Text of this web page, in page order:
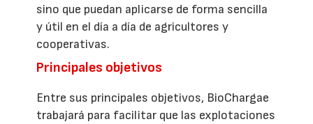
sino que puedan aplicarse de forma sencilla
y útil en el día a día de agricultores y
cooperativas.
Principales objetivos
Entre sus principales objetivos, BioChargae
trabajará para facilitar que las explotaciones